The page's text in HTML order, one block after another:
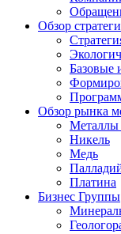
Обзор
Базовые
Обзор рынка
Металлы
Никель
Медь
Платина
Бизнес Группы